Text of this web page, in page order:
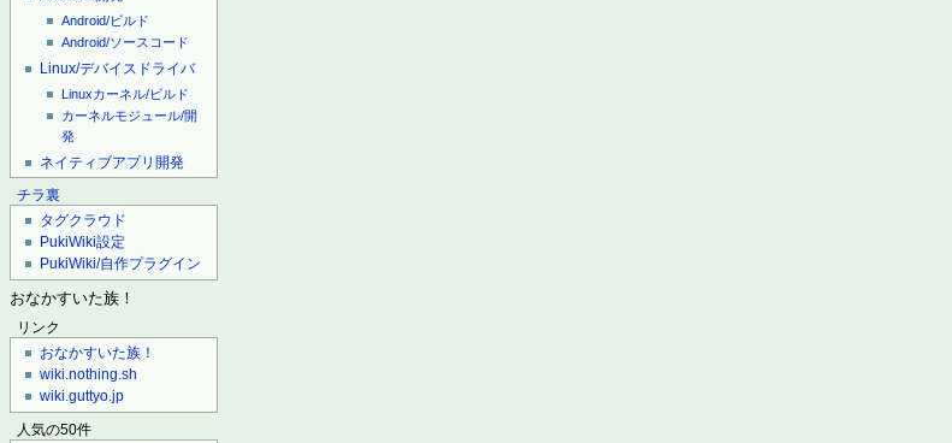
Android/ビルド
Android/ソースコード
Linux/デバイスドライバ
Linuxカーネル/ビルド
カーネルモジュール/開
発
ネイティブアプリ開発
チラ裏
タグクラウド
PukiWiki設定
PukiWiki/自作プラグイン
おなかすいた族！
リンク
おなかすいた族！
wiki.nothing.sh
wiki.guttyo.jp
人気の50件